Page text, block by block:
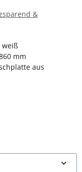
&
weiß
mm
aus